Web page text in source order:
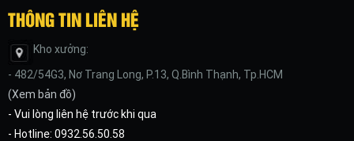
THÔNG TIN LIÊN HỆ
Kho xưởng:
- 482/54G3, Nơ Trang Long, P.13, Q.Bình Thạnh, Tp.HCM
(Xem bản đồ)
- Vui lòng liên hệ trước khi qua
- Hotline: 0932.56.50.58